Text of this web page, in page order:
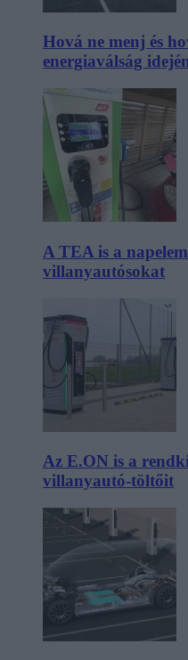
Hová ne menj és
energiaválság
A TEA is a
villanyautósokat
Az E.ON is a
villanyautó-töltőit